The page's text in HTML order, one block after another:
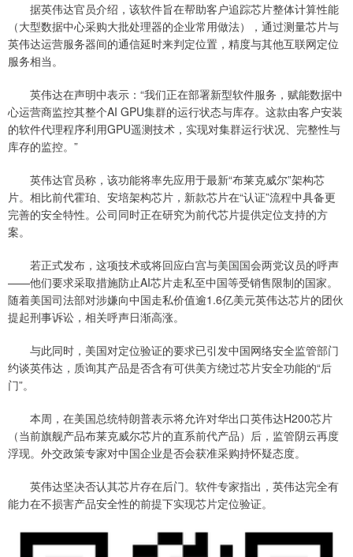
据英伟达官员介绍，该软件旨在帮助客户追踪芯片整体计算性能
（大型数据中心采购大批处理器的企业常用做法），通过测量芯片与
英伟达运营服务器间的通信延时来判定位置，精度与其他互联网定位
服务相当。
英伟达在声明中表示：“我们正在部署新型软件服务，赋能数据中
心运营商监控其整个AI GPU集群的运行状态与库存。这款由客户安装
的软件代理程序利用GPU遥测技术，实现对集群运行状况、完整性与
库存的监控。”
英伟达官员称，该功能将率先应用于最新“布莱克威尔”架构芯
片。相比前代霍珀、安培架构芯片，新款芯片在“认证”流程中具备更
完善的安全特性。公司同时正在研究为前代芯片提供定位支持的方
案。
若正式发布，这项技术或将回应白宫与美国国会两党议员的呼声
——他们要求采取措施防止AI芯片走私至中国等受销售限制的国家。
随着美国司法部对涉嫌向中国走私价值逾1.6亿美元英伟达芯片的团伙
提起刑事诉讼，相关呼声日渐高涨。
与此同时，美国对定位验证的要求已引发中国网络安全监管部门
约谈英伟达，质询其产品是否含有可供美方绕过芯片安全功能的“后
门”。
本周，在美国总统特朗普表示将允许对华出口英伟达H200芯片
（当前旗舰产品布莱克威尔芯片的直系前代产品）后，监管阴云再度
浮现。外交政策专家对中国企业是否会获准采购持怀疑态度。
英伟达坚决否认其芯片存在后门。软件专家指出，英伟达完全有
能力在不损害产品安全性的前提下实现芯片定位验证。